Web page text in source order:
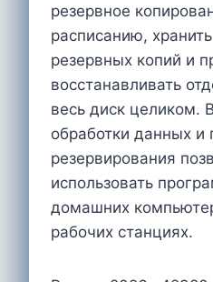
резервное
расписанию,
резервных копий и
восстанавливать
весь диск целиком.
обработки данных и
резервирования
использовать
домашних
рабочих станциях.